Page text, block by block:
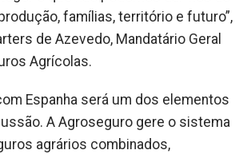
famílias, território e futuro”,
de Azevedo, Mandatário Geral
Agrícolas.
Espanha será um dos elementos
A Agroseguro gere o sistema
agrários combinados,